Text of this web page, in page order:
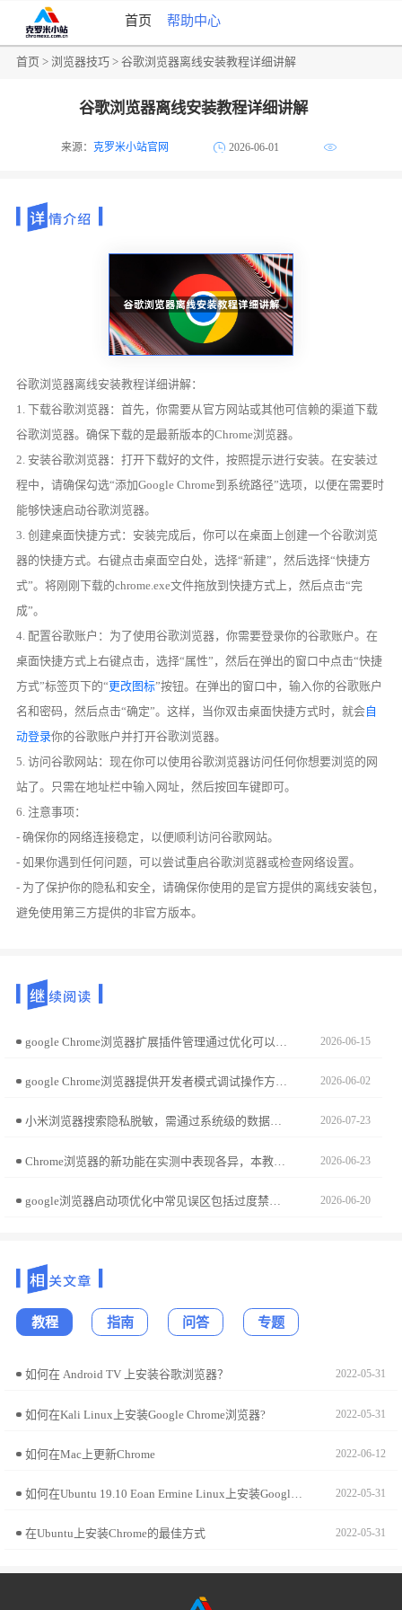
首页 帮助中心
首页 >浏览器技巧 > 谷歌浏览器离线安装教程详细讲解
谷歌浏览器离线安装教程详细讲解
来源：克罗米小站官网 2026-06-01
谷歌浏览器离线安装教程详细讲解：
1. 下载谷歌浏览器：首先，你需要从官方网站或其他可信赖的渠道下载
谷歌浏览器。确保下载的是最新版本的Chrome浏览器。
2. 安装谷歌浏览器：打开下载好的文件，按照提示进行安装。在安装过
程中，请确保勾选“添加Google Chrome到系统路径”选项，以便在需要时
能够快速启动谷歌浏览器。
3. 创建桌面快捷方式：安装完成后，你可以在桌面上创建一个谷歌浏览
器的快捷方式。右键点击桌面空白处，选择“新建”，然后选择“快捷方
式”。将刚刚下载的chrome.exe文件拖放到快捷方式上，然后点击“完
成”。
4. 配置谷歌账户：为了使用谷歌浏览器，你需要登录你的谷歌账户。在
桌面快捷方式上右键点击，选择“属性”，然后在弹出的窗口中点击“快捷
方式”标签页下的“更改图标”按钮。在弹出的窗口中，输入你的谷歌账户
名和密码，然后点击“确定”。这样，当你双击桌面快捷方式时，就会自
动登录你的谷歌账户并打开谷歌浏览器。
5. 访问谷歌网站：现在你可以使用谷歌浏览器访问任何你想要浏览的网
站了。只需在地址栏中输入网址，然后按回车键即可。
6. 注意事项：
- 确保你的网络连接稳定，以便顺利访问谷歌网站。
- 如果你遇到任何问题，可以尝试重启谷歌浏览器或检查网络设置。
- 为了保护你的隐私和安全，请确保你使用的是官方提供的离线安装包，
避免使用第三方提供的非官方版本。
2026-06-15
google Chrome浏览器提供开发者模式调试操作方法，用户可高效调试网页元素，同时优化开发者使用体验，实现顺畅高效的前端开发流程。 2026-06-02
小米浏览器搜索隐私脱敏，需通过系统级的数据协同处理才能实现自动清洗。本文解析了脱敏逻辑与系统定时任务的联动机制，并指导您手动触发全量隐私轨迹的深度清洗，确保浏览记录始终保持脱敏状态。 2026-07-23
Chrome浏览器的新功能在实测中表现各异，本教程结合评测数据提供详细操作经验和优化技巧，帮助用户快速掌握功能并提升浏览效率。 2026-06-23
google浏览器启动项优化中常见误区包括过度禁用必要服务或插件，用户需合理调整启动项以提升浏览器启动速度并保持稳定运行。 2026-06-20
教程 指南 问答 专题
如何在 Android TV 上安装谷歌浏览器？ 2022-05-31
如何在Kali Linux上安装Google Chrome浏览器? 2022-05-31
如何在Mac上更新Chrome 2022-06-12
如何在Ubuntu 19.10 Eoan Ermine Linux上安装Google Chrome? 2022-05-31
在Ubuntu上安装Chrome的最佳方式 2022-05-31